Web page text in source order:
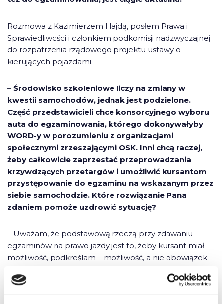
Rozmowa z Kazimierzem Hajdą, posłem Prawa i
Sprawiedliwości i członkiem podkomisji nadzwyczajnej
do rozpatrzenia rządowego projektu ustawy o
kierujących pojazdami.
– Środowisko szkoleniowe liczy na zmiany w
kwestii samochodów, jednak jest podzielone.
Część przedstawicieli chce konsorcyjnego wyboru
auta do egzaminowania, którego dokonywałyby
WORD-y w porozumieniu z organizacjami
społecznymi zrzeszającymi OSK. Inni chcą raczej,
żeby całkowicie zaprzestać przeprowadzania
krzywdzących przetargów i umożliwić kursantom
przystępowanie do egzaminu na wskazanym przez
siebie samochodzie. Które rozwiązanie Pana
zdaniem pomoże uzdrowić sytuację?
– Uważam, że podstawową rzeczą przy zdawaniu
egzaminów na prawo jazdy jest to, żeby kursant miał
możliwość, podkreślam – możliwość, a nie obowiązek
pojazdu, na jakim się uczył. Moje prywatne wieloletnie
doświadczenie podpowiada mi, że każda przesiadka z